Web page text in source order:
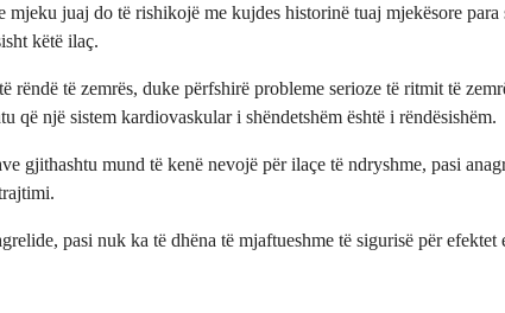
juaj do të rishikojë me kujdes historinë tuaj mjekësore
këtë ilaç.
të zemrës, duke përfshirë probleme serioze të ritmit të
që një sistem kardiovaskular i shëndetshëm është i rëndësishëm.
gjithashtu mund të kenë nevojë për ilaçe të ndryshme, pasi
pasi nuk ka të dhëna të mjaftueshme të sigurisë për